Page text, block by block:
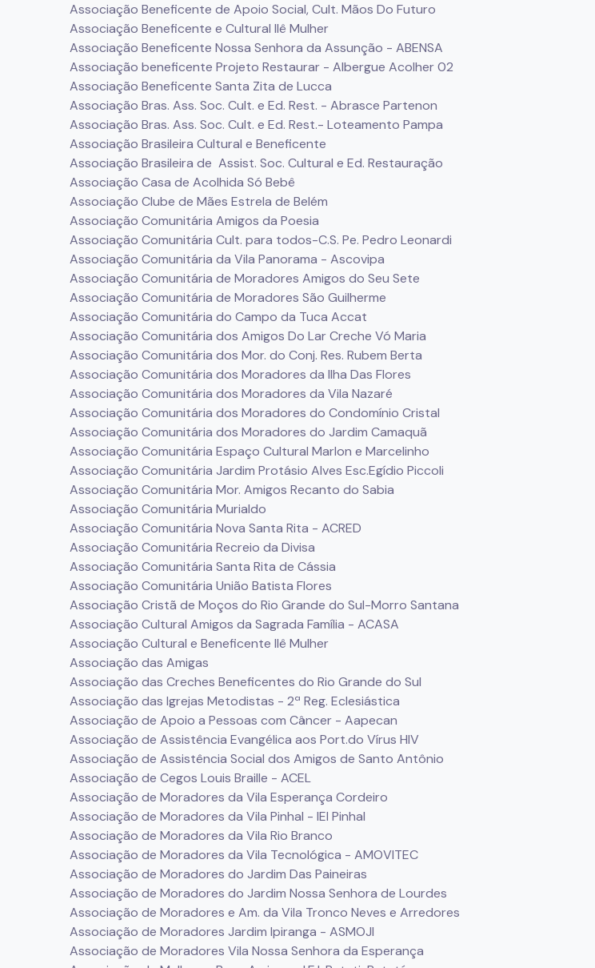
Associação Beneficente de Apoio Social, Cult. Mãos Do Futuro
Associação Beneficente e Cultural Ilê Mulher
Associação Beneficente Nossa Senhora da Assunção - ABENSA
Associação beneficente Projeto Restaurar - Albergue Acolher 02
Associação Beneficente Santa Zita de Lucca
Associação Bras. Ass. Soc. Cult. e Ed. Rest. - Abrasce Partenon
Associação Bras. Ass. Soc. Cult. e Ed. Rest.- Loteamento Pampa
Associação Brasileira Cultural e Beneficente
Associação Brasileira de Assist. Soc. Cultural e Ed. Restauração
Associação Casa de Acolhida Só Bebê
Associação Clube de Mães Estrela de Belém
Associação Comunitária Amigos da Poesia
Associação Comunitária Cult. para todos-C.S. Pe. Pedro Leonardi
Associação Comunitária da Vila Panorama - Ascovipa
Associação Comunitária de Moradores Amigos do Seu Sete
Associação Comunitária de Moradores São Guilherme
Associação Comunitária do Campo da Tuca Accat
Associação Comunitária dos Amigos Do Lar Creche Vó Maria
Associação Comunitária dos Mor. do Conj. Res. Rubem Berta
Associação Comunitária dos Moradores da Ilha Das Flores
Associação Comunitária dos Moradores da Vila Nazaré
Associação Comunitária dos Moradores do Condomínio Cristal
Associação Comunitária dos Moradores do Jardim Camaquã
Associação Comunitária Espaço Cultural Marlon e Marcelinho
Associação Comunitária Jardim Protásio Alves Esc.Egídio Piccoli
Associação Comunitária Mor. Amigos Recanto do Sabia
Associação Comunitária Murialdo
Associação Comunitária Nova Santa Rita - ACRED
Associação Comunitária Recreio da Divisa
Associação Comunitária Santa Rita de Cássia
Associação Comunitária União Batista Flores
Associação Cristã de Moços do Rio Grande do Sul-Morro Santana
Associação Cultural Amigos da Sagrada Família - ACASA
Associação Cultural e Beneficente Ilê Mulher
Associação das Amigas
Associação das Creches Beneficentes do Rio Grande do Sul
Associação das Igrejas Metodistas - 2ª Reg. Eclesiástica
Associação de Apoio a Pessoas com Câncer - Aapecan
Associação de Assistência Evangélica aos Port.do Vírus HIV
Associação de Assistência Social dos Amigos de Santo Antônio
Associação de Cegos Louis Braille - ACEL
Associação de Moradores da Vila Esperança Cordeiro
Associação de Moradores da Vila Pinhal - IEI Pinhal
Associação de Moradores da Vila Rio Branco
Associação de Moradores da Vila Tecnológica - AMOVITEC
Associação de Moradores do Jardim Das Paineiras
Associação de Moradores do Jardim Nossa Senhora de Lourdes
Associação de Moradores e Am. da Vila Tronco Neves e Arredores
Associação de Moradores Jardim Ipiranga - ASMOJI
Associação de Moradores Vila Nossa Senhora da Esperança